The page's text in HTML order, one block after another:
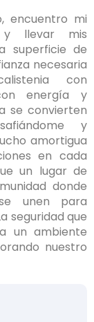
encuentro mi
y llevar mis
superficie de
necesaria
con
energía y
se convierten
y
amortigua
en cada
un lugar de
donde
unen para
seguridad que
un ambiente
nuestro